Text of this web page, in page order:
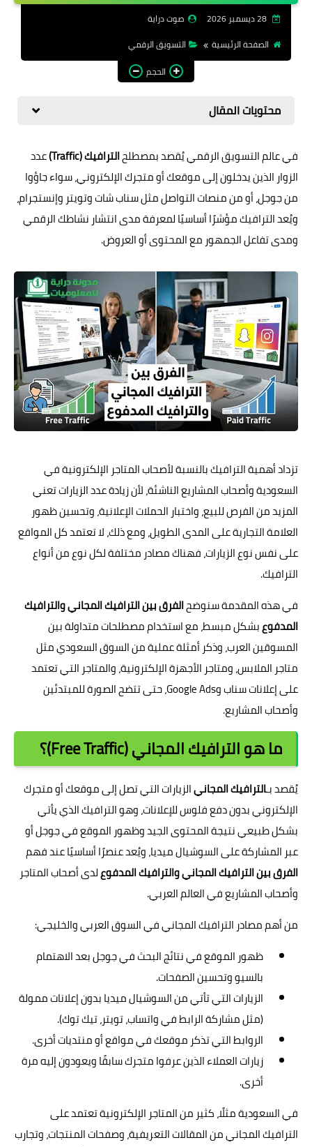
28 ديسمبر 2026
صوت دراية
الصفحة الرئيسية
التسويق الرقمي
الحجم
محتويات المقال
في عالم التسويق الرقمي يُقصد بمصطلحالترافيك (Traffic)
عدد
الزوار الذين يدخلون إلى موقعك أو متجرك الإلكتروني، سواء جاؤوا
من جوجل، أو من منصات التواصل مثل سناب شات وتويتر وإنستجرام،
ويُعد الترافيك مؤشرًا أساسيًا لمعرفة مدى انتشار نشاطك الرقمي
ومدى تفاعل الجمهور مع المحتوى أو العروض.
تزداد أهمية الترافيك بالنسبة لأصحاب المتاجر الإلكترونية في
السعودية وأصحاب المشاريع الناشئة، لأن زيادة عدد الزيارات تعني
المزيد من الفرص للبيع، واختبار الحملات الإعلانية، وتحسين ظهور
العلامة التجارية على المدى الطويل، ومع ذلك، لا تعتمد كل المواقع
على نفس نوع الزيارات، فهناك مصادر مختلفة لكل نوع من أنواع
الترافيك.
في هذه المقدمة سنوضحالفرق بين الترافيك المجاني والترافيك
المدفوعبشكل مبسط، مع استخدام مصطلحات متداولة بين
المسوقين العرب، وذكر أمثلة عملية من السوق السعودي مثل
متاجر الملابس، ومتاجر الأجهزة الإلكترونية، والمتاجر التي تعتمد
على إعلانات سناب وGoogle Ads، حتى تتضح الصورة للمبتدئين
وأصحاب المشاريع.
ما هو الترافيك المجاني (Free Traffic)؟
يُقصد بـالترافيك المجانيالزيارات التي تصل إلى موقعك أو متجرك
الإلكتروني بدون دفع فلوس للإعلانات، وهو الترافيك الذي يأتي
بشكل طبيعي نتيجة المحتوى الجيد وظهور الموقع في جوجل أو
عبر المشاركة على السوشيال ميديا، ويُعد عنصرًا أساسيًا عند فهم
الفرق بين الترافيك المجاني والترافيك المدفوعلدى أصحاب المتاجر
وأصحاب المشاريع في العالم العربي.
من أهم مصادر الترافيك المجاني في السوق العربي والخليجي:
ظهور الموقع في نتائج البحث في جوجل بعد الاهتمام
بالسيو وتحسين الصفحات.
الزيارات التي تأتي من السوشيال ميديا بدون إعلانات ممولة
(مثل مشاركة الرابط في واتساب، تويتر، تيك توك).
الروابط التي تذكر موقعك في مواقع أو منتديات أخرى.
زيارات العملاء الذين عرفوا متجرك سابقًا ويعودون إليه مرة
أخرى.
في السعودية مثلًا، كثير من المتاجر الإلكترونية تعتمد على
الترافيك المجاني من المقالات التعريفية، وصفحات المنتجات، وتجارب